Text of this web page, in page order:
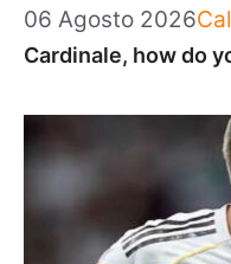
06 Agosto 2026
Cardinale, how do